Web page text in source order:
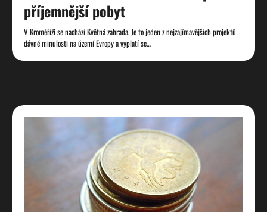
příjemnější pobyt
V Kroměříži se nachází Květná zahrada. Je to jeden z nejzajímavějších projektů
dávné minulosti na území Evropy a vyplatí se…